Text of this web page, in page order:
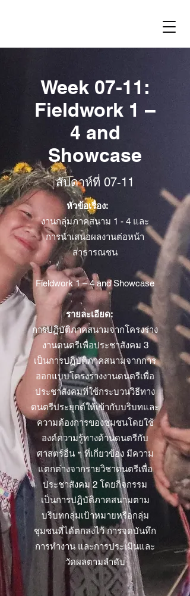
Week 07-11:
Fieldwork 1 –
4 and
Showcase
สัปดาห์ที่ 07-11
หัวข้อเรื่อง:
งานกลุ่มภาคสนาม 1 - 4 และ
การนำเสนอผลงานต่อหน้า
สาธารณชน
Fieldwork 1 – 4 and Showcase
รายละเอียด:
การปฏิบัติภาคสนามจากโครงร่าง
งานดนตรีเพื่อประชาสังคม 3
เป็นการปฏิบัติภาคสนามจากการ
ออกแบบโครงร่างงานดนตรีเพื่อ
ประชาสังคมที่ใช้กระบวนวิธีทาง
ดนตรีประยุกต์ให้เข้ากับบริบทและ
ความต้องการของชุมชนโดยใช้
องค์ความรู้ทางด้านดนตรีกับ
ศาสตร์อื่น ๆ ที่เกี่ยวข้อง มีความ
แตกต่างจากรายวิชาดนตรีเพื่อ
ประชาสังคม 2 โดยกิจกรรม
เป็นการปฏิบัติภาคสนามตาม
บริบทกลุ่มเป้าหมายหรือกลุ่ม
ชุมชนที่ได้ตกลงไว้ การจดบันทึก
การทำงาน และการประเมินและ
วัดผลตามลำดับ